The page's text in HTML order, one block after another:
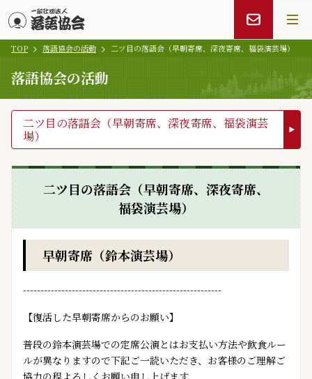
メインコンテンツにスキップ
TOP 落語協会の活動 二ツ目の落語会（早朝寄席、深夜寄席、福袋演芸場）
落語協会の活動
二ツ目の落語会（早朝寄席、深夜寄席、福袋演芸
場）
二ツ目の落語会（早朝寄席、深夜寄席、
福袋演芸場）
早朝寄席（鈴本演芸場）
---------------------------------------------------------
【復活した早朝寄席からのお願い】
普段の鈴本演芸場での定席公演とはお支払い方法や飲食ルー
ルが異なりますので下記ご一読いただき、お客様のご理解ご
協力の程よろしくお願い申し上げます